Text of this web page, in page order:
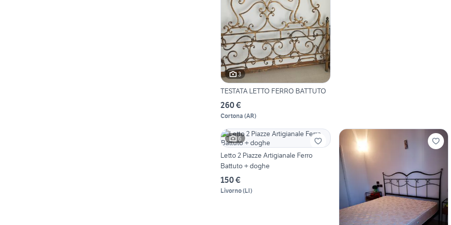
3
TESTATA LETTO FERRO BATTUTO
260 €
Cortona (AR)
6
Letto 2 Piazze Artigianale Ferro
Battuto + doghe
150 €
Livorno(LI)